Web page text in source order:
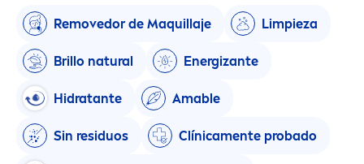
Removedor de Maquillaje Limpieza
Brillo natural Energizante
Hidratante Amable
Sin residuos Clínicamente probado